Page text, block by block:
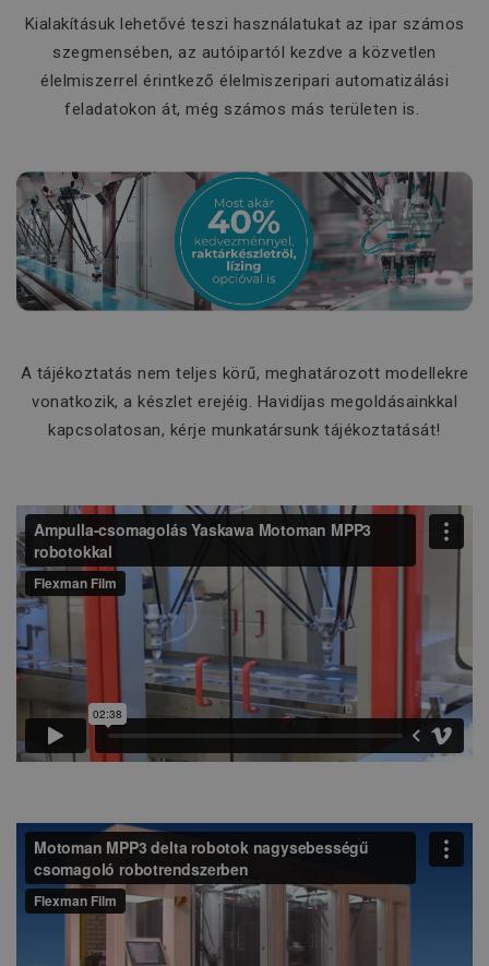
Kialakításuk lehetővé teszi használatukat az ipar számos
szegmensében, az autóipartól kezdve a közvetlen
élelmiszerrel érintkező élelmiszeripari automatizálási
feladatokon át, még számos más területen is.
A tájékoztatás nem teljes körű, meghatározott modellekre
vonatkozik, a készlet erejéig. Havidíjas megoldásainkkal
kapcsolatosan, kérje munkatársunk tájékoztatását!